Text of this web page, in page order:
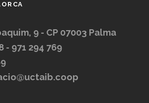
9 - CP 07003 Palma
- 971 294 769